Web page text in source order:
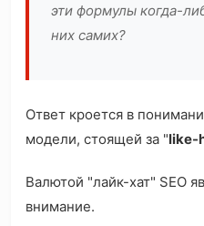
эти формулы когда-
них самих?
Ответ кроется в
модели, стоящей за "like-
Валютой "лайк-хат" SEO
внимание.